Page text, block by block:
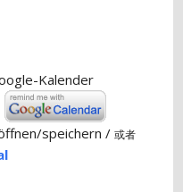
Kalender
speichern /或者